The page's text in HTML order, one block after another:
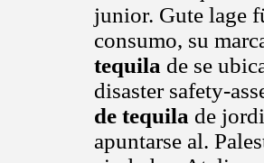
junior. Gute lage
consumo, su
tequila de se
disaster safety-
de tequila de
apuntarse al.